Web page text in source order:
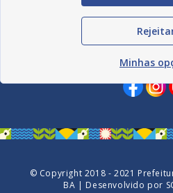
Redes
© Copyright 2018 - 2021
BA | Desenvolvido por
Minhas